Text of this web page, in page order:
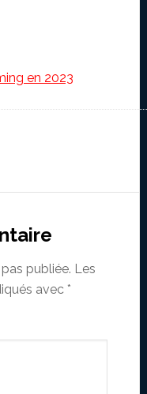
en 2023
publiée. Les
avec *